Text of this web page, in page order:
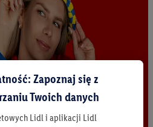
Zapoznaj się z
Twoich danych
Lidl i aplikacji Lidl